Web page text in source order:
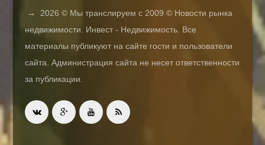
→ 2026 © Мы транслируем с 2009 © Новости рынка
недвижимости. Инвест - Недвижимость. Все
материалы публикуют на сайте гости и пользователи
сайта. Администрация сайта не несет ответственности
за публикации.